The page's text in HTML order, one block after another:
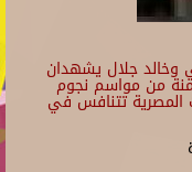
وخالد جلال يشهدان
من مواسم نجوم
الجامعات المصرية تتنافس في